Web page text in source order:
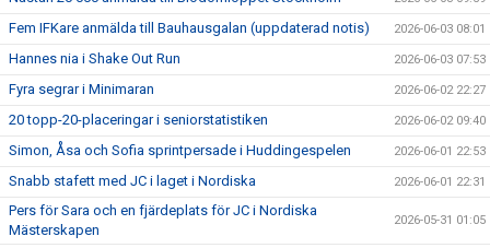
Fem IFKare anmälda till Bauhausgalan (uppdaterad notis) 2026-06-03 08:01
Hannes nia i Shake Out Run 2026-06-03 07:53
Fyra segrar i Minimaran 2026-06-02 22:27
20 topp-20-placeringar i seniorstatistiken 2026-06-02 09:40
Simon, Åsa och Sofia sprintpersade i Huddingespelen 2026-06-01 22:53
Snabb stafett med JC i laget i Nordiska 2026-06-01 22:31
Pers för Sara och en fjärdeplats för JC i Nordiska
Mästerskapen
2026-05-31 01:05